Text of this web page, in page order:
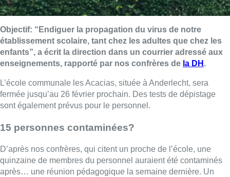
Objectif: “Endiguer la propagation du virus de notre
établissement scolaire, tant chez les adultes que chez les
enfants”, a écrit la direction dans un courrier adressé aux
enseignements, rapporté par nos confrères de la DH .
L’école communale les Acacias, située à Anderlecht, sera
fermée jusqu’au 26 février prochain. Des tests de dépistage
sont également prévus pour le personnel.
15 personnes contaminées?
D’après nos confrères, qui citent un proche de l’école, une
quinzaine de membres du personnel auraient été contaminés
après… une réunion pédagogique la semaine dernière. Un